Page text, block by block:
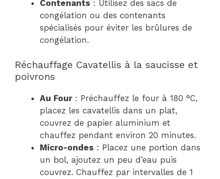
Contenants : Utilisez des sacs de
congélation ou des contenants
spécialisés pour éviter les brûlures de
congélation.
Réchauffage Cavatellis à la saucisse et
poivrons
Au Four: Préchauffez le four à 180 °C,
placez les cavatellis dans un plat,
couvrez de papier aluminium et
chauffez pendant environ 20 minutes.
Micro-ondes : Placez une portion dans
un bol, ajoutez un peu d’eau puis
couvrez. Chauffez par intervalles de 1